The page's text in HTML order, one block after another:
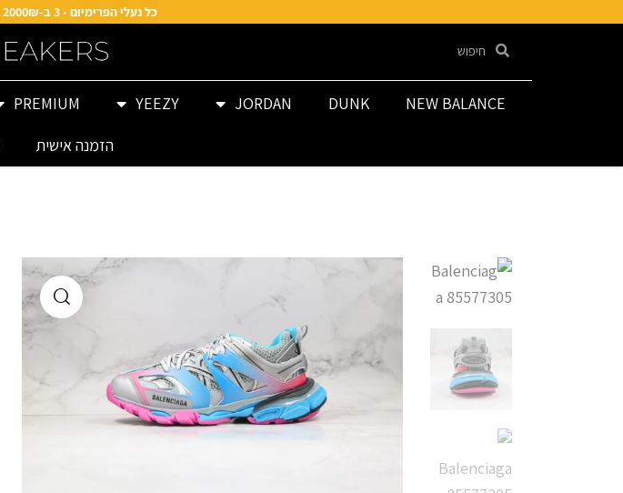
כל נעלי הפרימיום - 3 ב-2000₪ · נייק ואדידס - 3 ב-1200₪
NEW BALANCE
DUNK
JORDAN
YEEZY
PREMIUM
הזמנה אישית